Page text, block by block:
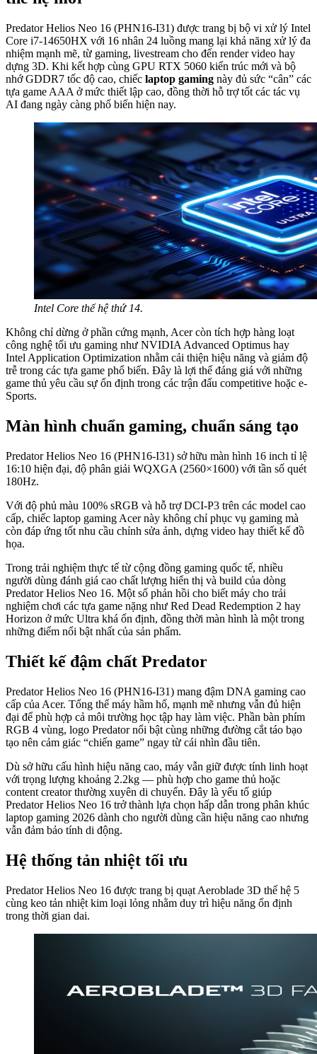
Predator Helios Neo 16 (PHN16-I31) được trang bị bộ vi xử lý Intel
Core i7-14650HX với 16 nhân 24 luồng mang lại khả năng xử lý đa
nhiệm mạnh mẽ, từ gaming, livestream cho đến render video hay
dựng 3D. Khi kết hợp cùng GPU RTX 5060 kiến trúc mới và bộ
nhớ GDDR7 tốc độ cao, chiếc laptop gaming này đủ sức “cân” các
tựa game AAA ở mức thiết lập cao, đồng thời hỗ trợ tốt các tác vụ
AI đang ngày càng phổ biến hiện nay.
Intel Core thế hệ thứ 14.
Không chỉ dừng ở phần cứng mạnh, Acer còn tích hợp hàng loạt
công nghệ tối ưu gaming như NVIDIA Advanced Optimus hay
Intel Application Optimization nhằm cải thiện hiệu năng và giảm độ
trễ trong các tựa game phổ biến. Đây là lợi thế đáng giá với những
game thủ yêu cầu sự ổn định trong các trận đấu competitive hoặc e-
Sports.
Màn hình chuẩn gaming, chuẩn sáng tạo
Predator Helios Neo 16 (PHN16-I31) sở hữu màn hình 16 inch tỉ lệ
16:10 hiện đại, độ phân giải WQXGA (2560×1600) với tần số quét
180Hz.
Với độ phủ màu 100% sRGB và hỗ trợ DCI-P3 trên các model cao
cấp, chiếc laptop gaming Acer này không chỉ phục vụ gaming mà
còn đáp ứng tốt nhu cầu chỉnh sửa ảnh, dựng video hay thiết kế đồ
họa.
Trong trải nghiệm thực tế từ cộng đồng gaming quốc tế, nhiều
người dùng đánh giá cao chất lượng hiển thị và build của dòng
Predator Helios Neo 16. Một số phản hồi cho biết máy cho trải
nghiệm chơi các tựa game nặng như Red Dead Redemption 2 hay
Horizon ở mức Ultra khá ổn định, đồng thời màn hình là một trong
những điểm nổi bật nhất của sản phẩm.
Thiết kế đậm chất Predator
Predator Helios Neo 16 (PHN16-I31) mang đậm DNA gaming cao
cấp của Acer. Tổng thể máy hầm hố, mạnh mẽ nhưng vẫn đủ hiện
đại để phù hợp cả môi trường học tập hay làm việc. Phần bàn phím
RGB 4 vùng, logo Predator nổi bật cùng những đường cắt táo bạo
tạo nên cảm giác “chiến game” ngay từ cái nhìn đầu tiên.
Dù sở hữu cấu hình hiệu năng cao, máy vẫn giữ được tính linh hoạt
với trọng lượng khoảng 2.2kg — phù hợp cho game thủ hoặc
content creator thường xuyên di chuyển. Đây là yếu tố giúp
Predator Helios Neo 16 trở thành lựa chọn hấp dẫn trong phân khúc
laptop gaming 2026 dành cho người dùng cần hiệu năng cao nhưng
vẫn đảm bảo tính di động.
Hệ thống tản nhiệt tối ưu
Predator Helios Neo 16 được trang bị quạt Aeroblade 3D thế hệ 5
cùng keo tản nhiệt kim loại lỏng nhằm duy trì hiệu năng ổn định
trong thời gian dai.